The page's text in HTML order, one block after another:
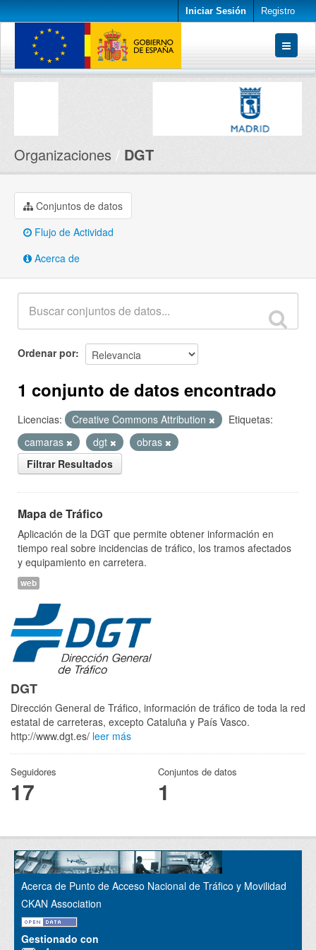
Iniciar Sesión Registro
Conjuntos de datos
Organizaciones DGT
Conjuntos de datos
Flujo de Actividad
Acerca de
Ordenar por
1 conjunto de datos encontrado
Licencias: Creative Commons Attribution
Etiquetas:
camaras
dgt
obras
Filtrar Resultados
Mapa de Tráfico
Aplicación de la DGT que permite obtener información en
tiempo real sobre incidencias de tráfico, los tramos afectados
y equipamiento en carretera.
web
DGT
Dirección General de Tráfico, información de tráfico de toda la red
estatal de carreteras, excepto Cataluña y País Vasco.
http://www.dgt.es/ leer más
Seguidores
17
Conjuntos de datos
1
Acerca de Punto de Acceso Nacional de Tráfico y Movilidad
CKAN Association
Gestionado con